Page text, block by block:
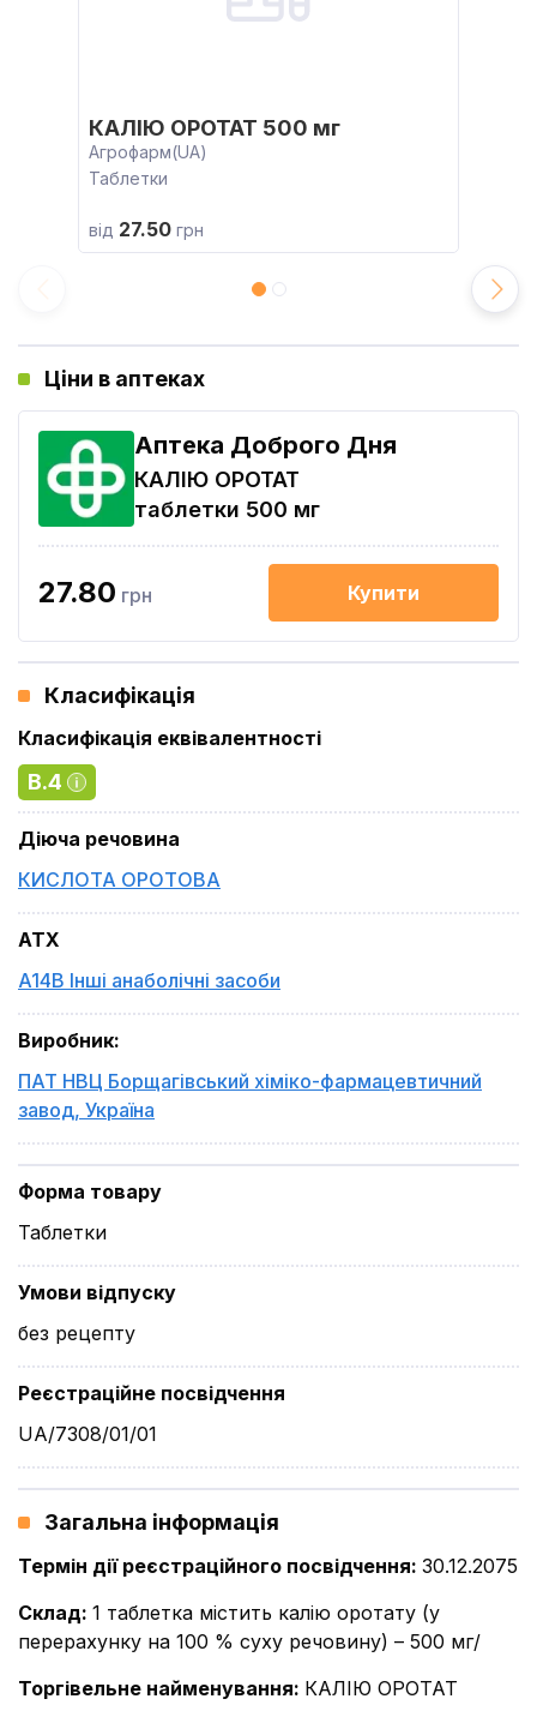
КАЛІЮ ОРОТАТ 500 мг
Агрофарм(UA)
Таблетки
від 27.50 грн
Ціни в аптеках
Аптека Доброго Дня
КАЛІЮ ОРОТАТ
таблетки 500 мг
27.80 грн Купити
Класифікація
Класифікація еквівалентності
B.4
Діюча речовина
КИСЛОТА ОРОТОВА
ATX
A14B Інші анаболічні засоби
Виробник:
ПАТ НВЦ Борщагівський хіміко-фармацевтичний
завод, Україна
Форма товару
Таблетки
Умови відпуску
без рецепту
Реєстраційне посвідчення
UA/7308/01/01
Загальна інформація
Термін дії реєстраційного посвідчення: 30.12.2075
Склад: 1 таблетка містить калію оротату (у
перерахунку на 100 % суху речовину) – 500 мг/
Торгівельне найменування: КАЛІЮ ОРОТАТ